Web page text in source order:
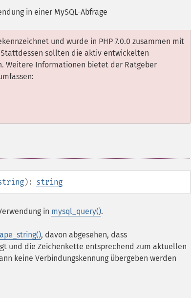
in einer MySQL-Abfrage
und wurde in PHP 7.0.0 zusammen mit
sollten die aktiv entwickelten
Weitere Informationen bietet der Ratgeber
): string
in mysql_query().
, davon abgesehen, dass
und die Zeichenkette entsprechend zum aktuellen
keine Verbindungskennung übergeben werden